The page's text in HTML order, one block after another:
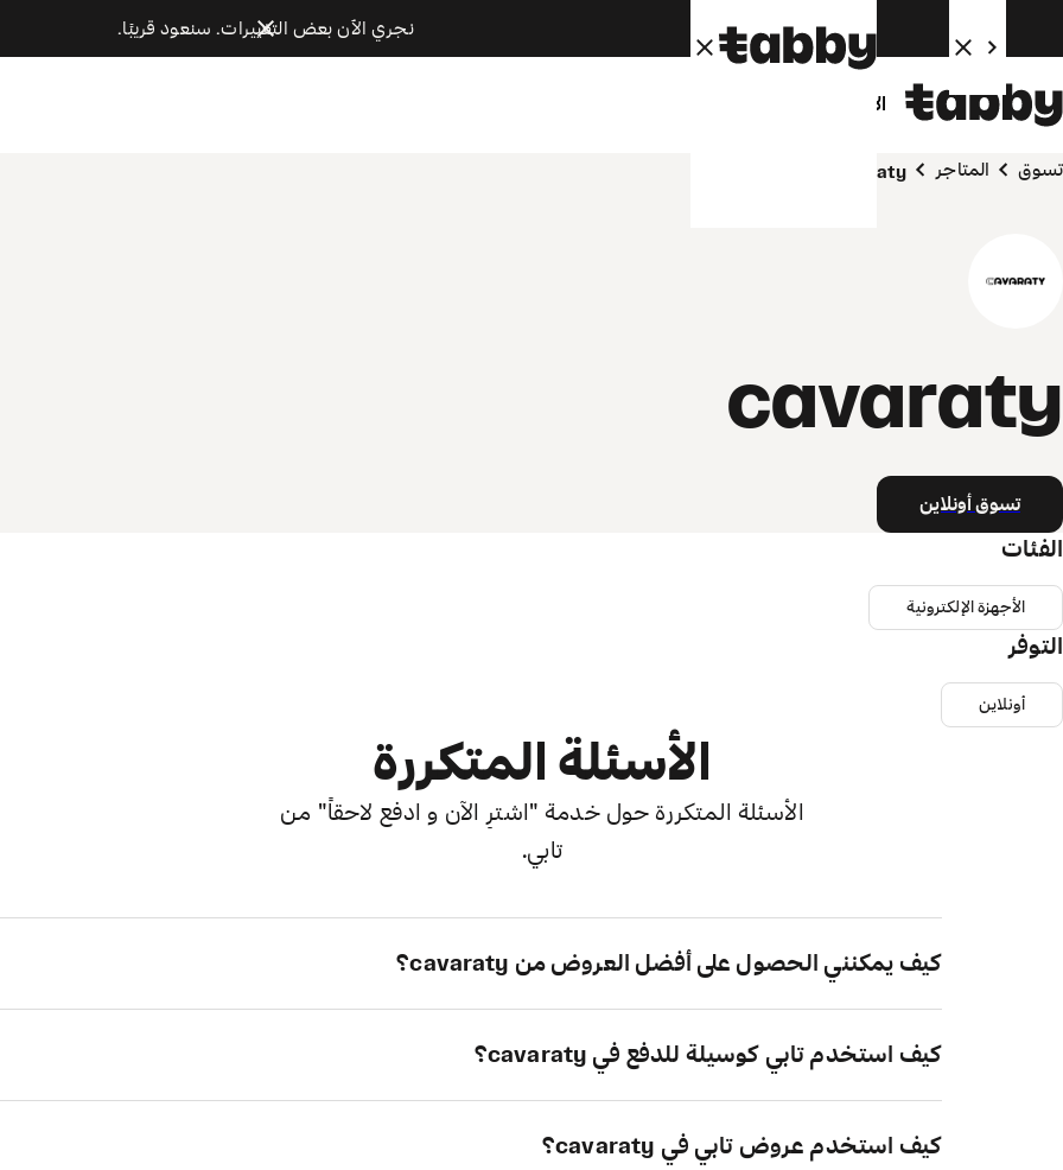
نجري الآن بعض التغييرات. سنعود قريبًا.
الأفراد
تسوق المتاجر cavaraty
cavaraty
تسوق أونلاين
الفئات
الأجهزة الإلكترونية
التوفر
أونلاين
الأسئلة المتكررة
الأسئلة المتكررة حول خدمة "اشترِ الآن و ادفع لاحقاً" من
تابي.
كيف يمكنني الحصول على أفضل العروض من cavaraty؟
كيف استخدم تابي كوسيلة للدفع في cavaraty؟
كيف استخدم عروض تابي في cavaraty؟